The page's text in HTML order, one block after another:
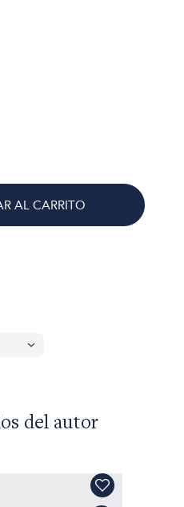
AL CARRITO
del autor